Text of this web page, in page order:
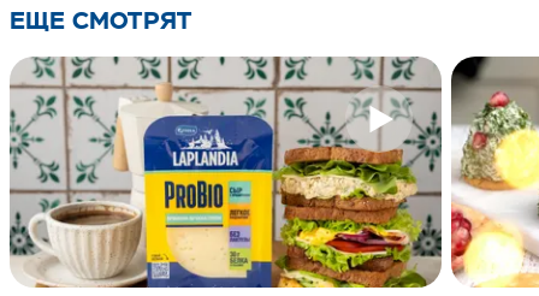
ЕЩЕ СМОТРЯТ